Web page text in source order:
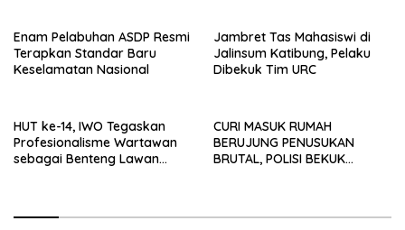
Enam Pelabuhan ASDP Resmi
Terapkan Standar Baru
Keselamatan Nasional
Jambret Tas Mahasiswi di
Jalinsum Katibung, Pelaku
Dibekuk Tim URC
HUT ke-14, IWO Tegaskan
Profesionalisme Wartawan
sebagai Benteng Lawan
CURI MASUK RUMAH
BERUJUNG PENUSUKAN
BRUTAL, POLISI BEKUK